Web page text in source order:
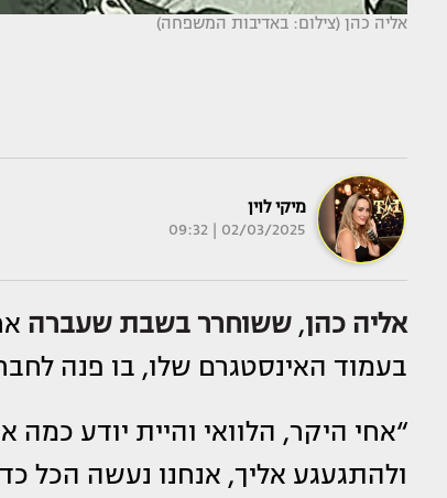
אליה כהן (צילום: באדיבות המשפחה)
מיקי לוין
02/03/2025 | 09:32
אליה כהן,ששוחרר בשבת שעברה
בעמוד האינסטגרם שלו, בו פנה
“אחי היקר, הלוואי והיית יודע
ולהתגעגע אליך, אנחנו נעשה הכל